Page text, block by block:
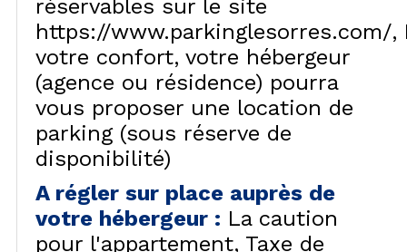
réservables sur le site
https://www.parkinglesorres.com/
votre confort, votre hébergeur
(agence ou résidence) pourra
vous proposer une location de
parking (sous réserve de
disponibilité)
A régler sur place auprès de
votre hébergeur : La caution
pour l'appartement Taxe de